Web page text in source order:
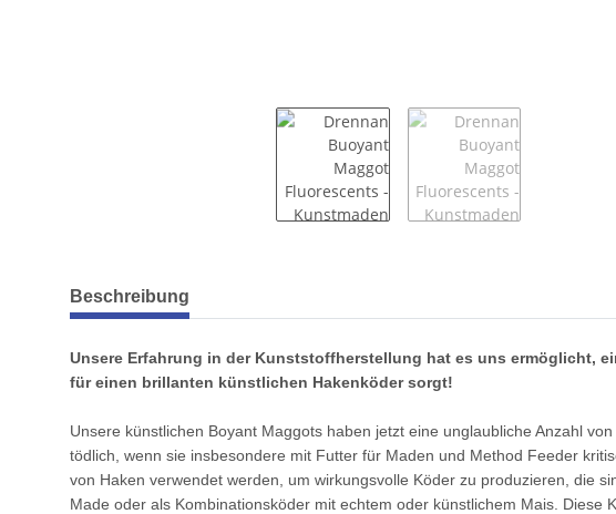
weitere Registerkarten anzeigen
Beschreibung
Unsere Erfahrung in der Kunststoffherstellung hat es uns ermöglicht,
für einen brillanten künstlichen Hakenköder sorgt!
Unsere künstlichen Boyant Maggots haben jetzt eine unglaubliche Anzahl
tödlich, wenn sie insbesondere mit Futter für Maden und Method Feeder
von Haken verwendet werden, um wirkungsvolle Köder zu produzieren, die
Made oder als Kombinationsköder mit echtem oder künstlichem Mais.